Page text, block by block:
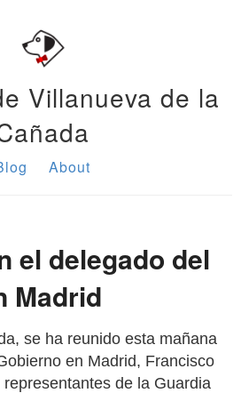
Villanueva de la
About
el delegado del
Madrid
se ha reunido esta mañana
en Madrid, Francisco
de la Guardia